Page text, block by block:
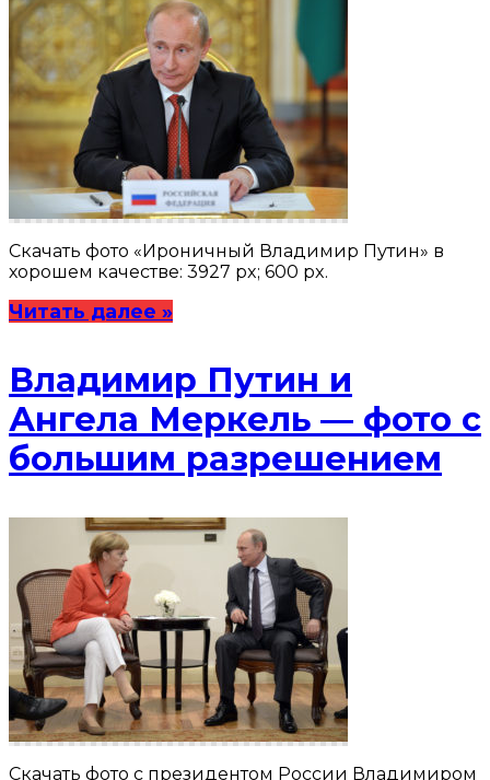
Скачать фото «Ироничный Владимир Путин» в
хорошем качестве: 3927 px; 600 px.
Читать далее »
Владимир Путин и
Ангела Меркель — фото с
большим разрешением
Скачать фото с президентом России Владимиром